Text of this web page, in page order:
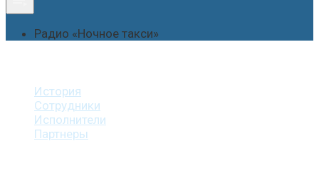
Радио «Ночное такси»
История
Сотрудники
Исполнители
Партнеры